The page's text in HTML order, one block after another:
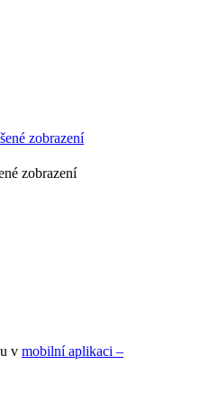
zobrazení
v mobilní aplikaci –